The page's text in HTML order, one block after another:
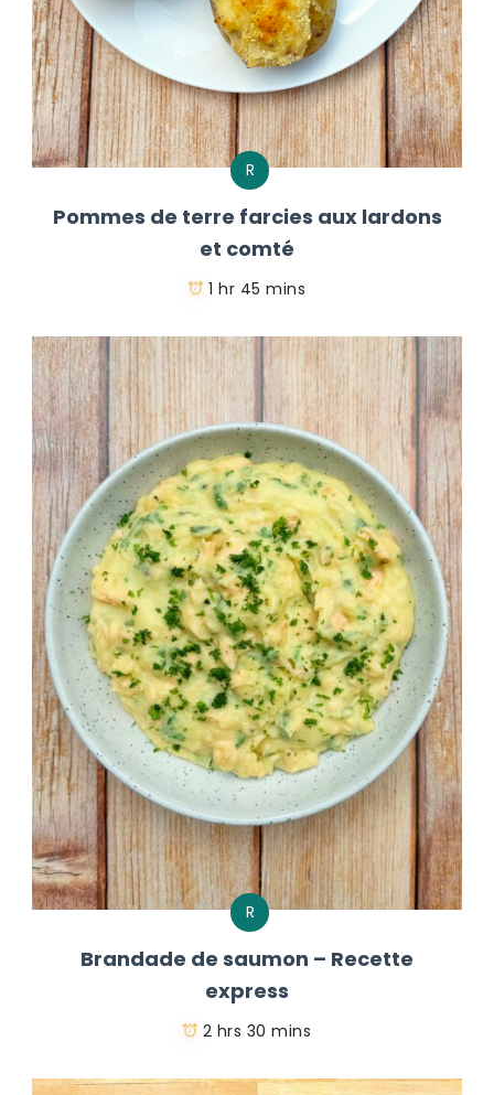
R
Pommes de terre farcies aux lardons
et comté
1 hr 45 mins
R
Brandade de saumon – Recette
express
2 hrs 30 mins